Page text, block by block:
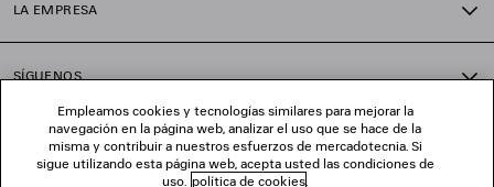
LA EMPRESA
SÍGUENOS
TIENDAS
Empleamos cookies y tecnologías similares para mejorar la
navegación en la página web, analizar el uso que se hace de la
misma y contribuir a nuestros esfuerzos de mercadotecnia. Si
sigue utilizando esta página web, acepta usted las condiciones de
uso. política de cookies.